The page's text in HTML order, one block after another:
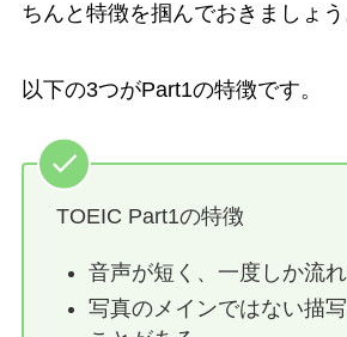
ちんと特徴を掴んでおきましょう
以下の3つがPart1の特徴です。
TOEIC Part1の特徴
音声が短く、一度しか流
写真のメインではない描